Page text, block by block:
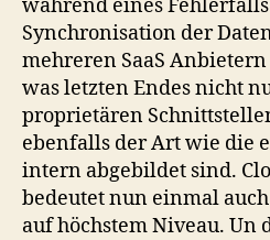
während eines
Synchronisation der
mehreren SaaS
was letzten Endes nicht
proprietären
ebenfalls der Art wie die
intern abgebildet sind.
bedeutet nun einmal
auf höchstem Niveau. Un